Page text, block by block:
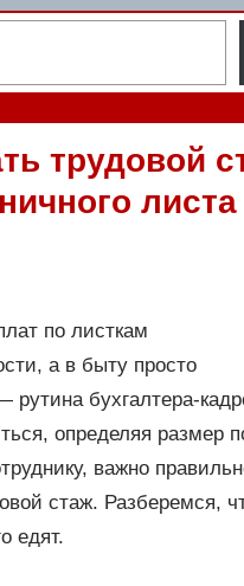
трудовой
листа
по листкам
а в быту просто
бухгалтера-
определяя размер
важно
стаж. Разберемся,
едят.